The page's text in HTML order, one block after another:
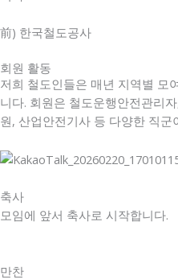
前) 한국철도공사
회원 활동
저희 철도인들은 매년 지역별 모
니다. 회원은 철도운행안전관리
원, 산업안전기사 등 다양한 직군
축사
모임에 앞서 축사로 시작합니다.
만찬